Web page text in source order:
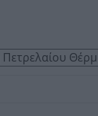
Πετρελαίου